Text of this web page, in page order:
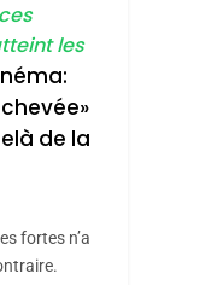
Pays
Le
les
de la
fortes n’a